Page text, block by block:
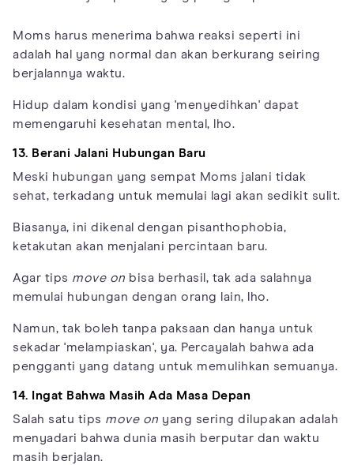
Moms harus menerima bahwa reaksi seperti ini
adalah hal yang normal dan akan berkurang seiring
berjalannya waktu.
Hidup dalam kondisi yang 'menyedihkan' dapat
memengaruhi kesehatan mental, lho.
13. Berani Jalani Hubungan Baru
Meski hubungan yang sempat Moms jalani tidak
sehat, terkadang untuk memulai lagi akan sedikit sulit.
Biasanya, ini dikenal dengan pisanthophobia,
ketakutan akan menjalani percintaan baru.
Agar tips move on bisa berhasil, tak ada salahnya
memulai hubungan dengan orang lain, lho.
Namun, tak boleh tanpa paksaan dan hanya untuk
sekadar 'melampiaskan', ya. Percayalah bahwa ada
pengganti yang datang untuk memulihkan semuanya.
14. Ingat Bahwa Masih Ada Masa Depan
Salah satu tips move on yang sering dilupakan adalah
menyadari bahwa dunia masih berputar dan waktu
masih berjalan.